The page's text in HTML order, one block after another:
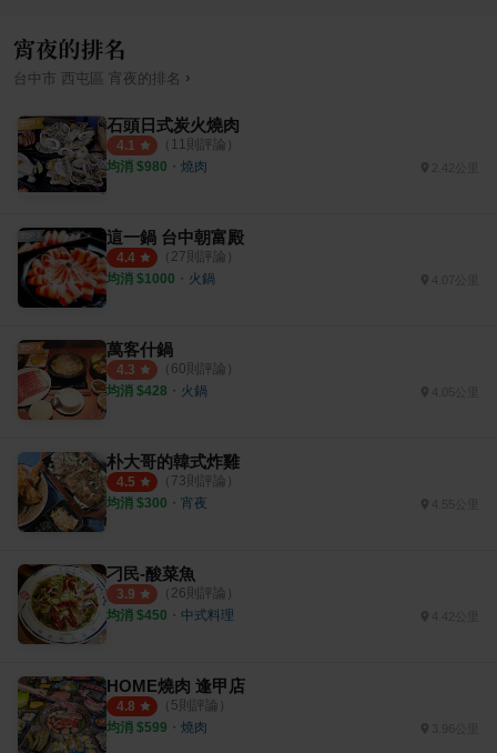
宵夜的排名
台中市 西屯區 宵夜 的排名 ›
石頭日式炭火燒肉
4.1 （ 11則評論）
均消 $980 ・ 燒肉 2.42公里
這一鍋 台中朝富殿
4.4 （ 27則評論）
均消 $1000 ・ 火鍋 4.07公里
萬客什鍋
4.3 （ 60則評論）
均消 $428 ・ 火鍋 4.05公里
朴大哥的韓式炸雞
4.5 （ 73則評論）
均消 $300 ・ 宵夜 4.55公里
刁民-酸菜魚
3.9 （ 26則評論）
均消 $450 ・ 中式料理 4.42公里
HOME燒肉 逢甲店
4.8 （ 5則評論）
均消 $599 ・ 燒肉